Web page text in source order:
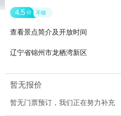
4.5 分 不错
查看景点简介及开放时间
辽宁省锦州市龙栖湾新区
暂无报价
暂无门票预订，我们正在努力补充